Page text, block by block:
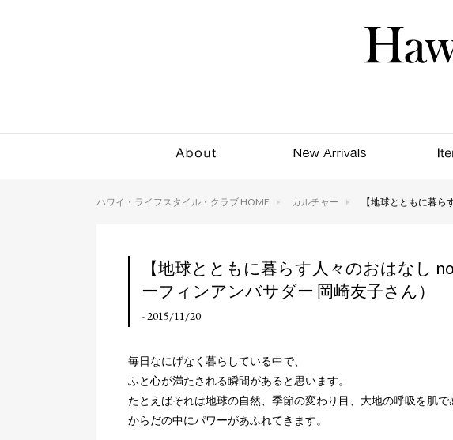
ハワイ・ライフスタイル・クラブ HOME カルチャー 【地球とともに暮
【地球とともに暮らす人々のおはなし
ーフィンアンバサダー 岡崎友子さん）
- 2015/11/20
毎日なにげなく暮らしている中で、
ふと心が満たされる瞬間があると思います。
たとえばそれは地球の自然、季節の変わり目、大地の呼吸を肌で
からだの中にパワーがあふれてきます。